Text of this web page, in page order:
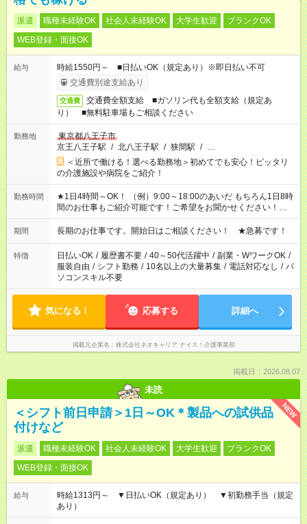
派遣 職種未経験OK 社会人未経験OK 大学生歓迎
ブランクOK
WEB登録・面接OK
給与
時給1550円～ ■日払いOK（規定あり）※即日払い不可
交通費別途支給あり
交通費
交通費全額支給 ■ガソリン代も全額支給（規定あ
り） ■無料駐車場もご相談ください
勤務地
東京都八王子市
京王八王子駅 / 北八王子駅 / 狭間駅 / …
＜近所で働ける！選べる勤務地＞初めてでも安心！ピッタリ
の介護施設や病院をご紹介！
勤務時間
★1日4時間～OK！ （例）9:00～18:00のあいだ もちろん1日8時
間のお仕事もご紹介可能です！ご希望をお聞かせください！★家
庭の都合でお休みが必要な場合も遠慮なくご相談ください。 ※
週最低15時間以上の勤務が必要です
期間 長期のお仕事です。開始日はご相談ください！ ★急募です！
特徴 日払いOK / 履歴書不要 / 40～50代活躍中 / 副業・WワークOK /
服装自由 / シフト勤務 / 10名以上の大量募集 / 電話対応なし / パ
ソコンスキル不要
気になる！ 応募する 詳細へ
掲載元企業名 株式会社ネオキャリア ナイス！介護事業部
掲載日：2026.08.07
未読
NEW
＜シフト前日申請＞1日～OK＊製品への試供品
付けなど
派遣 職種未経験OK 社会人未経験OK 大学生歓迎
ブランクOK
WEB登録・面接OK
給与
時給1313円～ ▼日払いOK（規定あり） ▼初勤務手当（規定
あり）